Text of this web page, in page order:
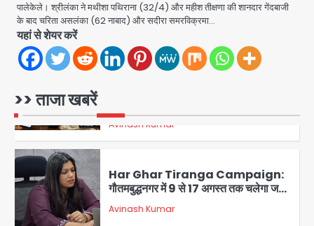
पालेकेले। श्रीलंका ने मथीशा पथिराना (32/4) और महीश तीक्षणा की शानदार गेंदबाजी
के बाद चरिता असलंका (62 नाबाद) और सदीरा समरविक्रमा…
यहां से शेयर करें
>> ताजा खबरें
5
आॅपरेशन ह्यप्रहारह्ण : 72 घंटे में उत्तर-पश्चिम
जिला पुलिस का बड़ा एक्शन
Team JHJ
1 Avinash Kumar
Har Ghar Tiranga Campaign:
गौतमबुद्धनगर में 9 से 17 अगस्त तक चलेगा जन-
जागरूकता महाअभियान, डीएम ने की समीक्षा
बैठक
Avinash Kumar